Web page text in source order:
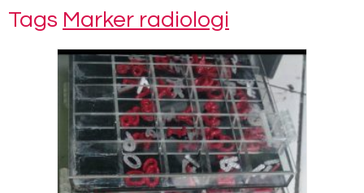
Tags Marker radiologi